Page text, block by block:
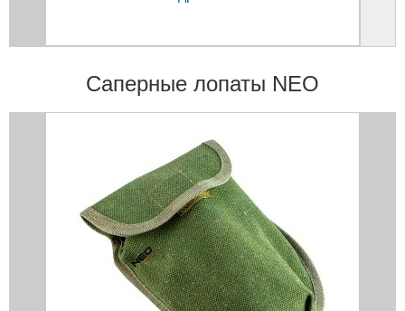
Саперные лопаты NEO